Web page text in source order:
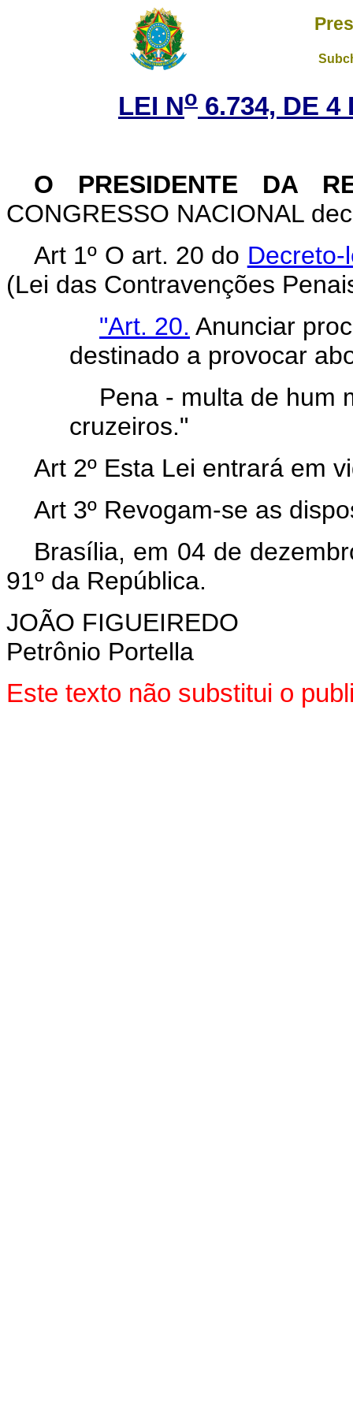
LEI No 6.734, DE 4
O PRESIDENTE DA
CONGRESSO NACIONAL
Art 1º O art. 20 do
(Lei das Contravenções
"Art. 20. Anunciar
destinado a provocar
Pena - multa de hum
cruzeiros."
Art 2º Esta Lei entrará em
Art 3º Revogam-se as
Brasília, em 04 de
91º da República.
JOÃO FIGUEIREDO
Petrônio Portella
Este texto não substitui o